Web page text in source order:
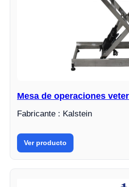
Mesa de operaciones
Fabricante : Kalstein
Ver producto